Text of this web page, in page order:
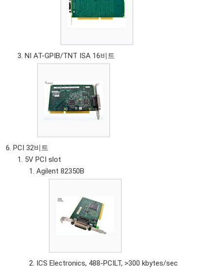
NI AT-GPIB/TNT ISA 16비트
PCI 32비트
5V PCI slot
Agilent 82350B
ICS Electronics, 488-PCILT, >300 kbytes/sec